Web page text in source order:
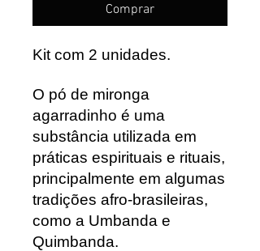
Comprar
Kit com 2 unidades.
O pó de mironga
agarradinho é uma
substância utilizada em
práticas espirituais e rituais,
principalmente em algumas
tradições afro-brasileiras,
como a Umbanda e
Quimbanda.